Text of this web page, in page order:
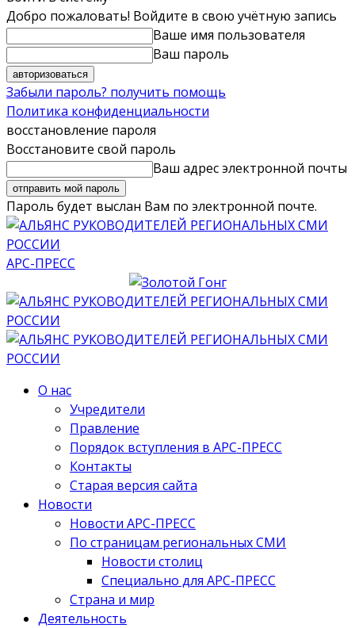
Добро пожаловать! Войдите в свою учётную запись
Ваше имя пользователя
Ваш пароль
Забыли пароль? получить помощь
Политика конфиденциальности
восстановление пароля
Восстановите свой пароль
Ваш адрес электронной почты
Пароль будет выслан Вам по электронной почте.
АРС-ПРЕСС
О нас
Учредители
Правление
Порядок вступления в АРС-ПРЕСС
Контакты
Старая версия сайта
Новости
Новости АРС-ПРЕСС
По страницам региональных СМИ
Новости столиц
Специально для АРС-ПРЕСС
Страна и мир
Деятельность